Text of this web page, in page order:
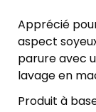
Apprécié
aspect
parure avec
lavage en
Produit à